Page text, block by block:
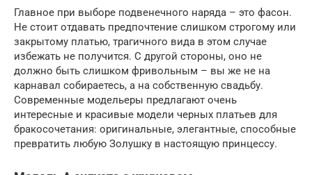
Главное при выборе подвенечного наряда – это фасон.
Не стоит отдавать предпочтение слишком строгому или
закрытому платью, трагичного вида в этом случае
избежать не получится. С другой стороны, оно не
должно быть слишком фривольным – вы же не на
карнавал собираетесь, а на собственную свадьбу.
Современные модельеры предлагают очень
интересные и красивые модели черных платьев для
бракосочетания: оригинальные, элегантные, способные
превратить любую Золушку в настоящую принцессу.